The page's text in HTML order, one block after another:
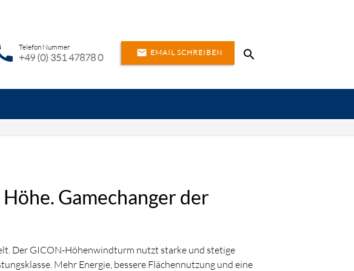
Telefon Nummer
+49 (0) 351 47878 0 email EMAIL SCHREIBEN search
Gamechanger der
Der GICON-Höhenwindturm nutzt starke und stetige
Mehr Energie, bessere Flächennutzung und eine